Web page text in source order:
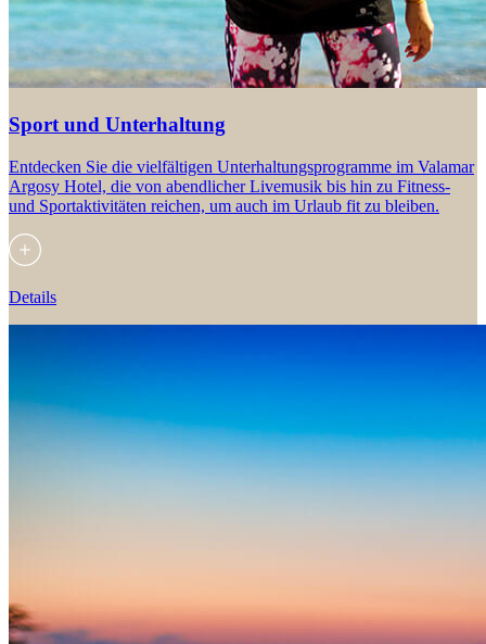
Sport und Unterhaltung
Entdecken Sie die vielfältigen Unterhaltungsprogramme im Valamar
Argosy Hotel, die von abendlicher Livemusik bis hin zu Fitness-
und Sportaktivitäten reichen, um auch im Urlaub fit zu bleiben.
Details